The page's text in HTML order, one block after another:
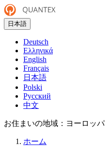
日本語
Deutsch
Ελληνικά
English
Français
日本語
Polski
Русский
中文
お住まいの地域： ヨーロッパ
ホーム